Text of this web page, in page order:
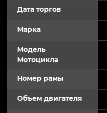
Дата торгов
Марка
Модель
Мотоцикла
Номер рамы
Объем двигателя